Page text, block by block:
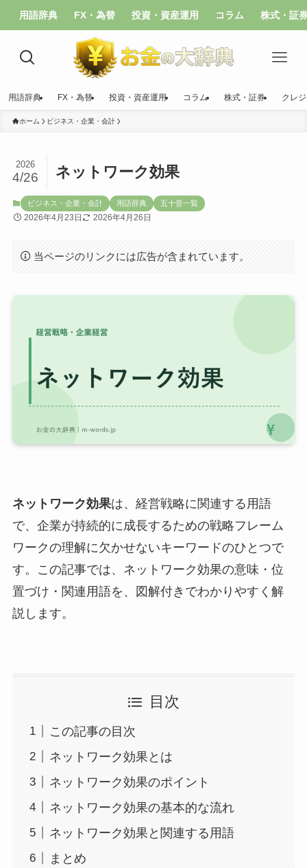
用語辞典 FX・為替 投資・資産運用 コラム 株式・証
用語辞典 FX・為替 投資・資産運用 コラム 株式・証券 クレ
ホーム ビジネス・企業・会計
ネットワーク効果
2026
4/26
ビジネス・企業・会計 用語辞典 五十音一覧
2026年4月23日 2026年4月26日
当ページのリンクには広告が含まれています。
ネットワーク効果は、経営戦略に関連する用語
で、企業が持続的に成長するための戦略フレーム
ワークの理解に欠かせないキーワードのひとつで
す。この記事では、ネットワーク効果の意味・位
置づけ・関連用語を、図解付きでわかりやすく解
説します。
目次
この記事の目次
ネットワーク効果とは
ネットワーク効果のポイント
ネットワーク効果の基本的な流れ
ネットワーク効果と関連する用語
まとめ